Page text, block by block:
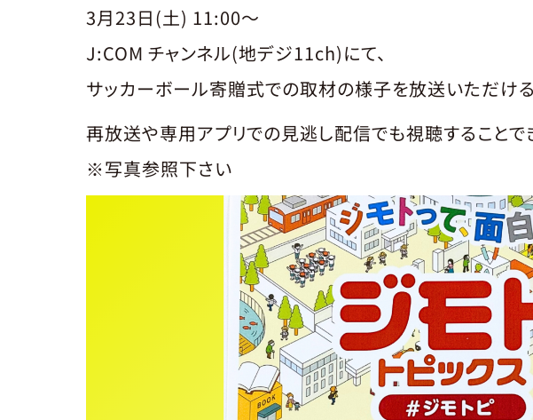
3月23日(土) 11:00〜
J:COM チャンネル(地デジ11ch)にて、
サッカーボール寄贈式での取材の様子を放送いただける
再放送や専用アプリでの見逃し配信でも視聴することで
※写真参照下さい